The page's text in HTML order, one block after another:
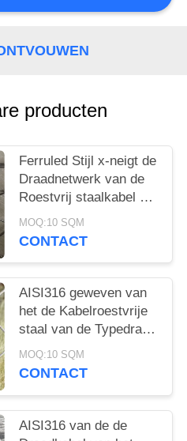
producten
Ferruled Stijl x-neigt de
Draadnetwerk van de
Roestvrij staalkabel het
Opleveren voor
Dierentuin Bestand
MOQ:10 SQM
CONTACT
AISI316 geweven van
het de Kabelroestvrije
staal van de Typedraad
de
Dierentuinnetwerk/het
MOQ:10 SQM
CONTACT
AISI316 van de de